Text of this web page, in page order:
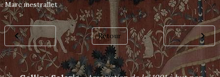
Marc mestrallet
Retour